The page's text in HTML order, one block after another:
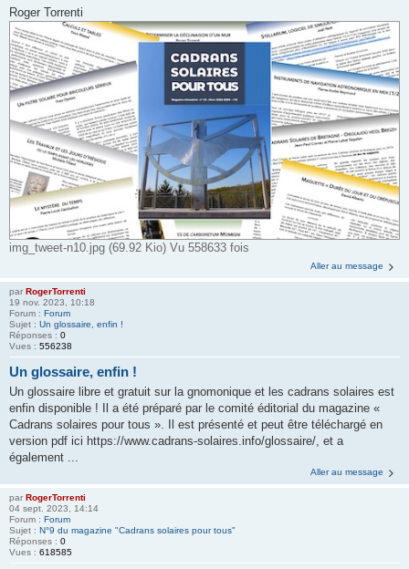
Roger Torrenti
img_tweet-n10.jpg (69.92 Kio) Vu 558633 fois
Aller au message
par RogerTorrenti
19 nov. 2023, 10:18
Forum : Forum
Sujet : Un glossaire, enfin !
Réponses : 0
Vues : 556238
Un glossaire, enfin !
Un glossaire libre et gratuit sur la gnomonique et les cadrans solaires est
enfin disponible ! Il a été préparé par le comité éditorial du magazine «
Cadrans solaires pour tous ». Il est présenté et peut être téléchargé en
version pdf ici https://www.cadrans-solaires.info/glossaire/, et a
également ...
Aller au message
par RogerTorrenti
04 sept. 2023, 14:14
Forum : Forum
Sujet : N°9 du magazine "Cadrans solaires pour tous"
Réponses : 0
Vues : 618585